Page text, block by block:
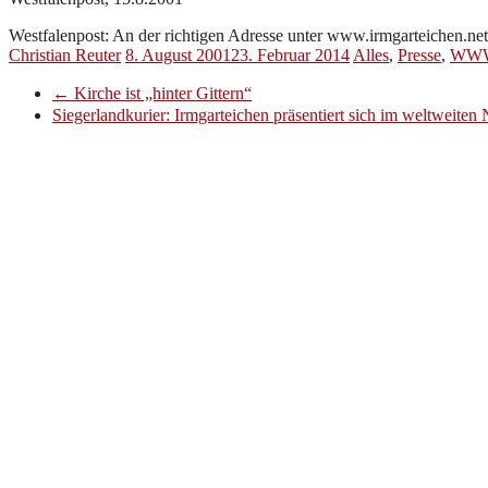
Westfalenpost: An der richtigen Adresse unter www.irmgarteichen.net
Christian Reuter 8. August 2001 23. Februar 2014 Alles, Presse,
← Kirche ist „hinter Gittern“
Siegerlandkurier: Irmgarteichen präsentiert sich im weltweiten